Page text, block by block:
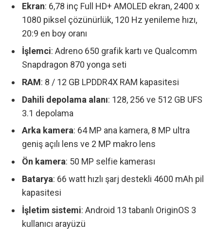
Ekran: 6,78 inç Full HD+ AMOLED ekran, 2400 x
1080 piksel çözünürlük, 120 Hz yenileme hızı,
20:9 en boy oranı
İşlemci: Adreno 650 grafik kartı ve Qualcomm
Snapdragon 870 yonga seti
RAM: 8 / 12 GB LPDDR4X RAM kapasitesi
Dahili depolama alanı: 128, 256 ve 512 GB UFS
3.1 depolama
Arka kamera: 64 MP ana kamera, 8 MP ultra
geniş açılı lens ve 2 MP makro lens
Ön kamera: 50 MP selfie kamerası
Batarya: 66 watt hızlı şarj destekli 4600 mAh pil
kapasitesi
İşletim sistemi: Android 13 tabanlı OriginOS 3
kullanıcı arayüzü